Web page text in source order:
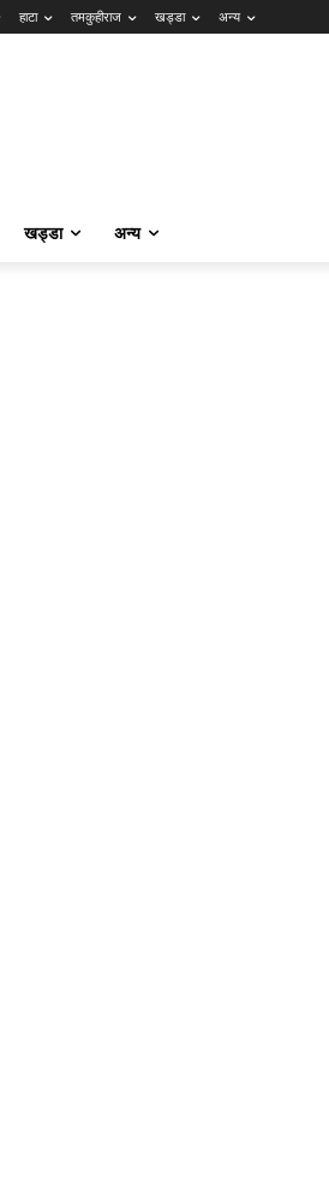
हाटा तमकुहीराज खड्डा अन्य
खड्डा अन्य